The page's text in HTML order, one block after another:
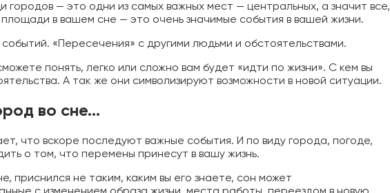
— это одни из самых важных мест — центральных, а значит все,
в вашем сне — это очень значимые события в вашей жизни.
«Пересечения» с другими людьми и обстоятельствами.
понять, легко или сложно вам будет «идти по жизни». С кем вы
А так же они символизируют возможности в новой ситуации.
во сне…
что вскоре последуют важные события. И по виду города, погоде,
о том, что перемены принесут в вашу жизнь.
приснился не таким, каким вы его знаете, сон может